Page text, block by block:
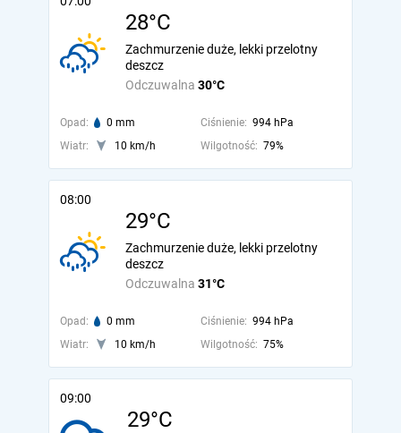
28°C
Odczuwalna 30°C
Zachmurzenie duże, lekki przelotny
deszcz
Opad: 0 mm Ciśnienie: 994 hPa
Wiatr:
10 km/h Wilgotność: 79%
08:00
29°C
Odczuwalna 31°C
Zachmurzenie duże, lekki przelotny
deszcz
Opad: 0 mm Ciśnienie: 994 hPa
Wiatr:
10 km/h Wilgotność: 75%
09:00
29°C